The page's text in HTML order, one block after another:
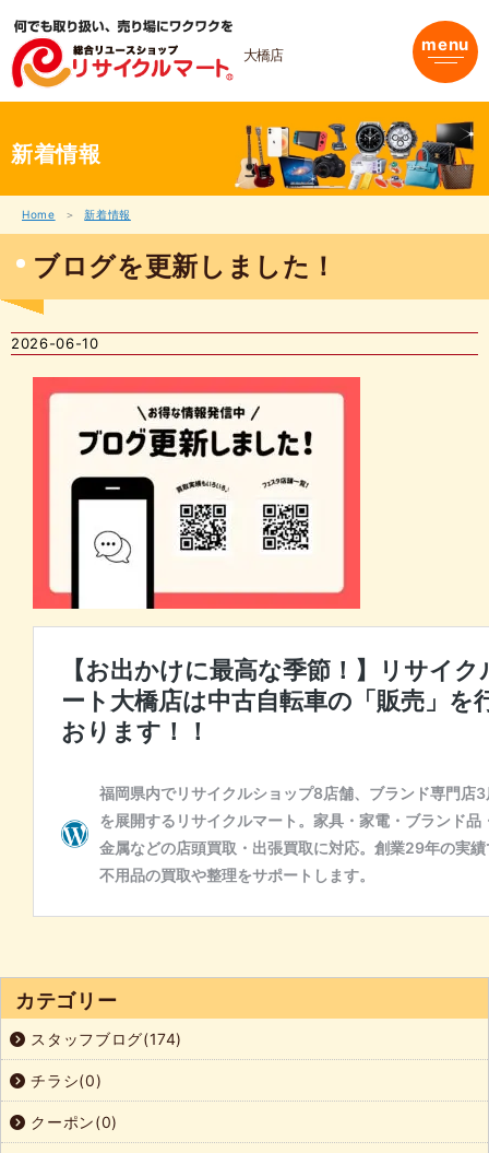
ス
大橋店 menu
新着情報
Home 新着情報
ブログを更新しました！
2026-06-10
カテゴリー
スタッフブログ(174)
チラシ(0)
クーポン(0)